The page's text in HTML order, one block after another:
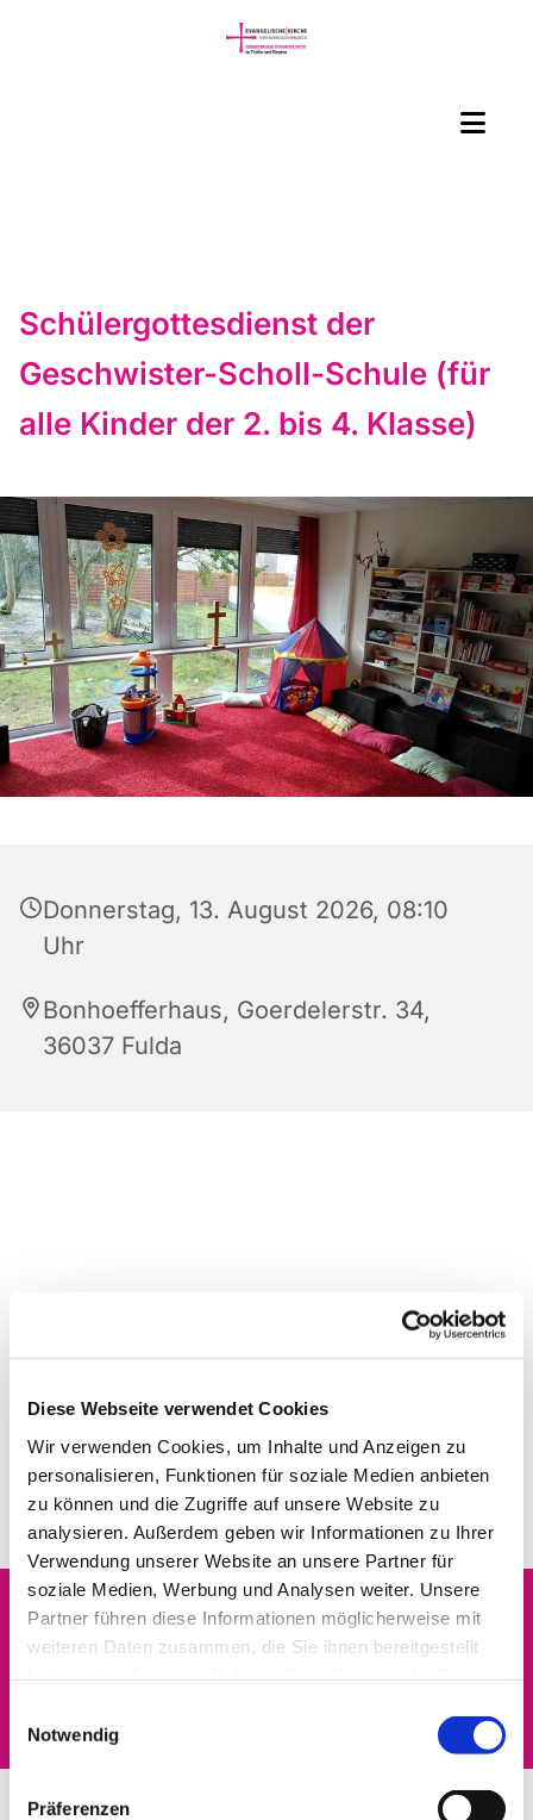
Diese Webseite verwendet Cookies
Wir verwenden Cookies, um Inhalte und Anzeigen zu
personalisieren, Funktionen für soziale Medien anbieten
zu können und die Zugriffe auf unsere Website zu
analysieren. Außerdem geben wir Informationen zu Ihrer
Verwendung unserer Website an unsere Partner für
soziale Medien, Werbung und Analysen weiter. Unsere
Partner führen diese Informationen möglicherweise mit
weiteren Daten zusammen, die Sie ihnen bereitgestellt
Notwendig
Präferenzen
Schülergottesdienst der
Geschwister-Scholl-Schule (für
alle Kinder der 2. bis 4. Klasse)
Donnerstag, 13. August 2026, 08:10
Uhr
Bonhoefferhaus, Goerdelerstr. 34,
36037 Fulda
Dies könnte Sie auch
interessieren